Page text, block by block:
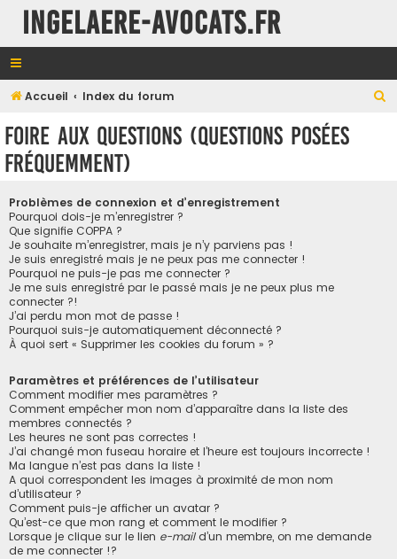
INGELAERE-AVOCATS.FR
Accueil Index du forum
Foire aux questions (Questions posées
fréquemment)
Problèmes de connexion et d’enregistrement
Pourquoi dois-je m’enregistrer ?
Que signifie COPPA ?
Je souhaite m’enregistrer, mais je n’y parviens pas !
Je suis enregistré mais je ne peux pas me connecter !
Pourquoi ne puis-je pas me connecter ?
Je me suis enregistré par le passé mais je ne peux plus me
connecter ?!
J’ai perdu mon mot de passe !
Pourquoi suis-je automatiquement déconnecté ?
À quoi sert « Supprimer les cookies du forum » ?
Paramètres et préférences de l’utilisateur
Comment modifier mes paramètres ?
Comment empêcher mon nom d’apparaître dans la liste des
membres connectés ?
Les heures ne sont pas correctes !
J’ai changé mon fuseau horaire et l’heure est toujours incorrecte !
Ma langue n’est pas dans la liste !
A quoi correspondent les images à proximité de mon nom
d’utilisateur ?
Comment puis-je afficher un avatar ?
Qu’est-ce que mon rang et comment le modifier ?
Lorsque je clique sur le lien e-maild’un membre, on me demande
de me connecter !?